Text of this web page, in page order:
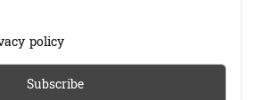
policy